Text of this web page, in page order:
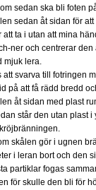
sedan ska bli foten
sedan åt sidan för
att ta i utan att mina
ner och centrerar
mjuk lera.
att svarva till fotringen
på att få rädd bredd
åt sidan med plast
står den utan plast
skålen gör i ugnen
i leran bort och den
partiklar fogas
för skulle den bli för